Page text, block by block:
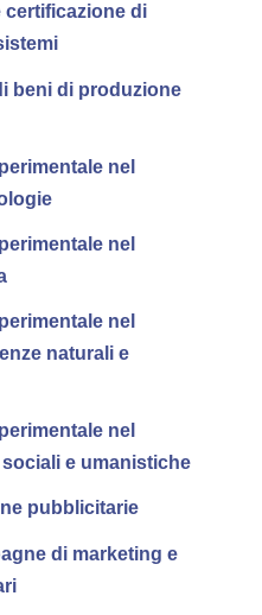
di
beni di produzione
nel
nel
nel
naturali e
nel
e umanistiche
pubblicitarie
di marketing e